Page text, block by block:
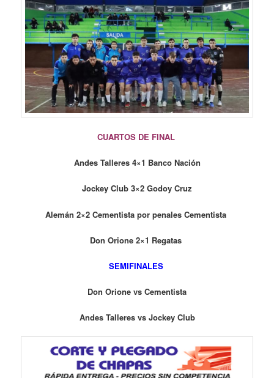
CUARTOS DE FINAL
Andes Talleres 4×1 Banco Nación
Jockey Club 3×2 Godoy Cruz
Alemán 2×2 Cementista por penales Cementista
Don Orione 2×1 Regatas
SEMIFINALES
Don Orione vs Cementista
Andes Talleres vs Jockey Club